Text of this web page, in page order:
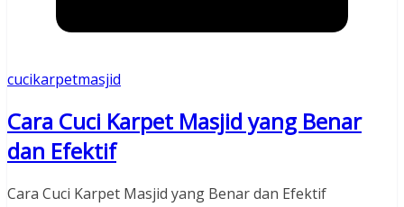
cucikarpetmasjid
Cara Cuci Karpet Masjid yang Benar
dan Efektif
Cara Cuci Karpet Masjid yang Benar dan Efektif